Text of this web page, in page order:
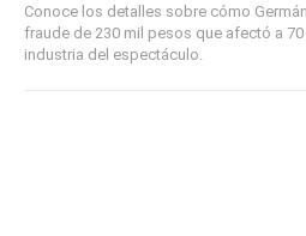
Conoce los detalles sobre cómo
fraude de 230 mil pesos que afectó a
industria del espectáculo.